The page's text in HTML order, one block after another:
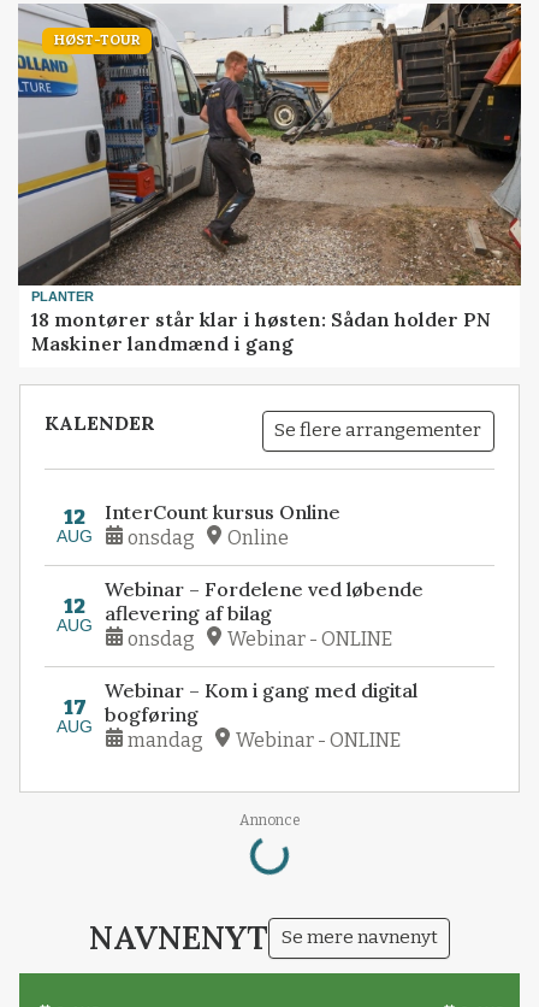
HØST-TOUR
PLANTER
18 montører står klar i høsten: Sådan holder PN
Maskiner landmænd i gang
KALENDER Se flere arrangementer
12
AUG
InterCount kursus Online
onsdag Online
12
AUG
Webinar – Fordelene ved løbende
aflevering af bilag
onsdag Webinar - ONLINE
17
AUG
Webinar – Kom i gang med digital
bogføring
mandag Webinar - ONLINE
Annonce
Loading...
NAVNENYT Se mere navnenyt